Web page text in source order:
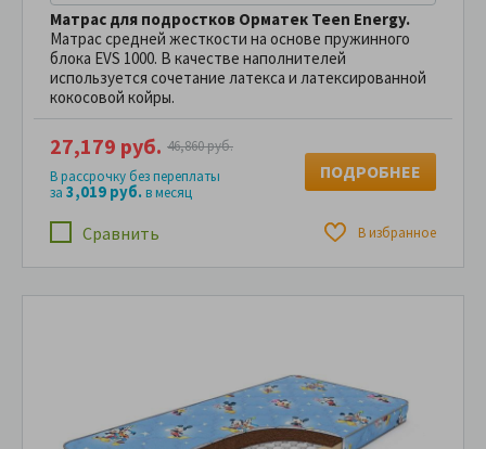
Матрас для подростков Орматек Teen Energy.
Матрас средней жесткости на основе пружинного
блока EVS 1000. В качестве наполнителей
используется сочетание латекса и латексированной
кокосовой койры.
Сравнить В избранное
27,179 руб. 46,860 руб.
В рассрочку без переплаты
за 3,019 руб.в месяц
ПОДРОБНЕЕ